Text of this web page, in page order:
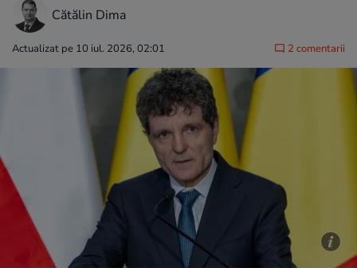
Cătălin Dima
Actualizat pe 10 iul. 2026, 02:01 2 comentarii